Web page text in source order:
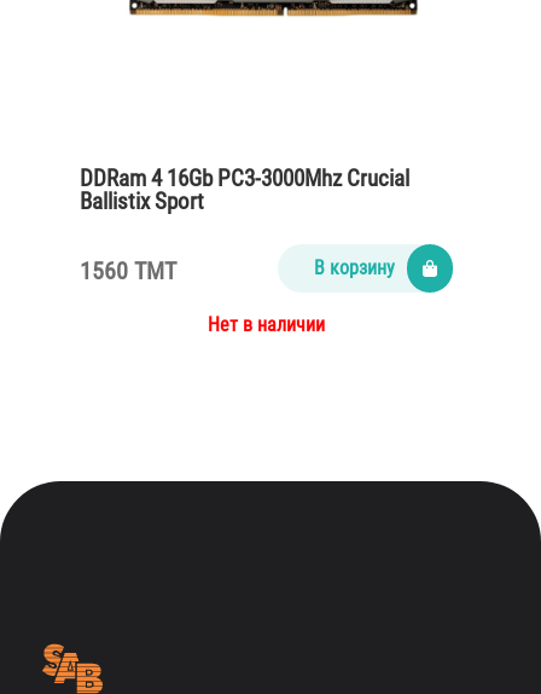
DDRam 4 16Gb PC3-3000Mhz Crucial
Ballistix Sport
1560 TMT В корзину
Нет в наличии